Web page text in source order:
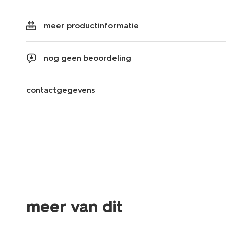
meer productinformatie
nog geen beoordeling
contactgegevens
meer van dit